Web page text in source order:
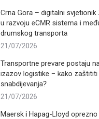
Crna Gora – digitalni svjetionik
u razvoju eCMR sistema i
drumskog transporta
21/07/2026
Transportne prevare postaju
izazov logistike – kako zaštititi
snabdijevanja?
21/07/2026
Maersk i Hapag-Lloyd